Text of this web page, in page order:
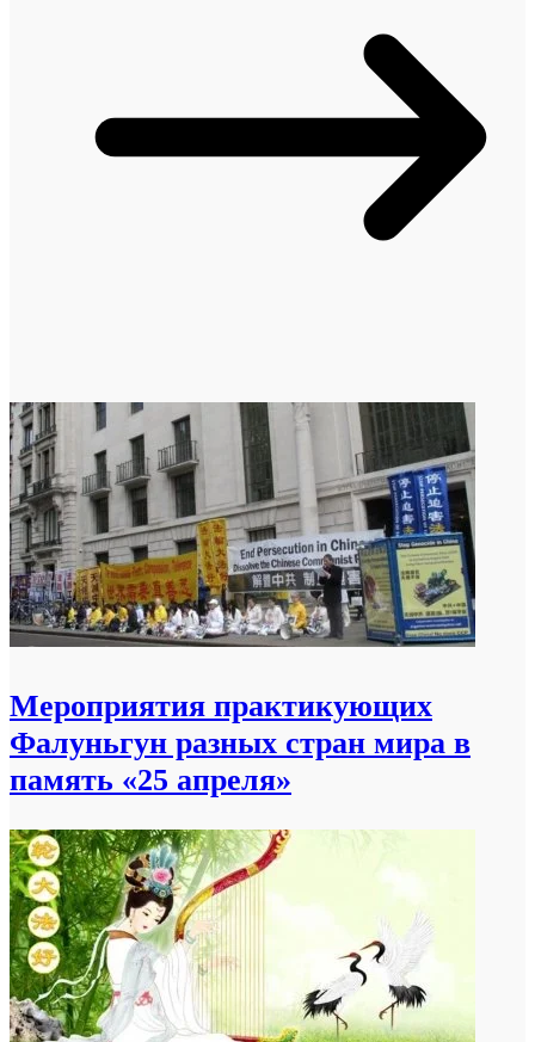
Мероприятия практикующих
Фалуньгун разных стран мира в
память «25 апреля»